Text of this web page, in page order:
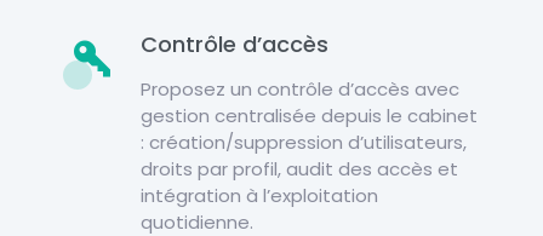
Contrôle d’accès
Proposez un contrôle d’accès avec
gestion centralisée depuis le cabinet
: création/suppression d’utilisateurs,
droits par profil, audit des accès et
intégration à l’exploitation
quotidienne.